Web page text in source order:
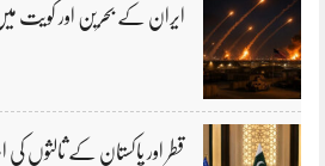
ایران کے بحرین اور کویت میں
قطر اور پاکستان کے ثالثوں کی